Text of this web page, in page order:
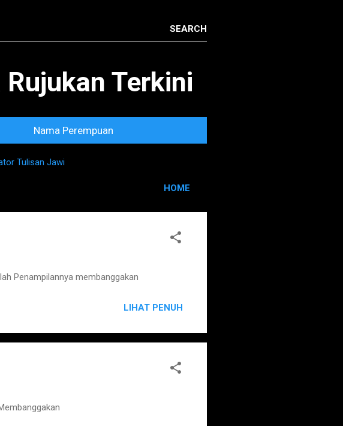
Terkini
Nama Perempuan
Tulisan Jawi
HOME
Penampilannya membanggakan
LIHAT PENUH